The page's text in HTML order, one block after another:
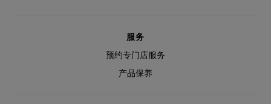
服务
预约专门店服务
产品保养